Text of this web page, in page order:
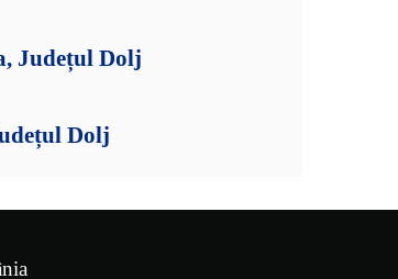
Județul Dolj
Dolj